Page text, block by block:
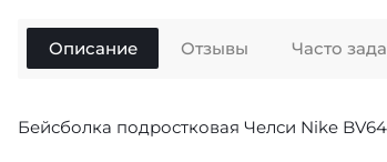
Описание
Бейсболка подростковая Челси Nike
Отзывы Часто